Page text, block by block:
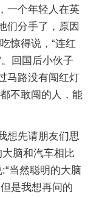
一个年轻人在英
们分手了，原因
惊得说，“连红
回国后小伙子
马路没有闯红灯
不敢闯的人，能
想先请朋友们思
脑和汽车相比
当然聪明的大脑
是我想再问的